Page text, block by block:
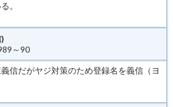
。
～90
信だがヤジ対策のため登録名を義信（ヨ